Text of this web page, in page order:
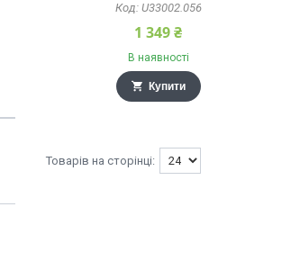
U33002.056
1 349 ₴
В наявності
Купити